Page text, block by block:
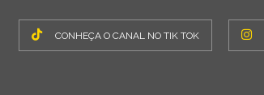
CONHEÇA O CANAL NO TIK TOK